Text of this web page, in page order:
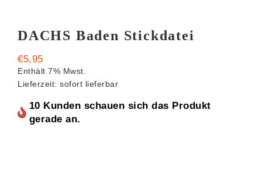
DACHS Baden Stickdatei
€5,95
Enthält 7% Mwst.
Lieferzeit: sofort lieferbar
10 Kunden schauen sich das Produkt
gerade an.